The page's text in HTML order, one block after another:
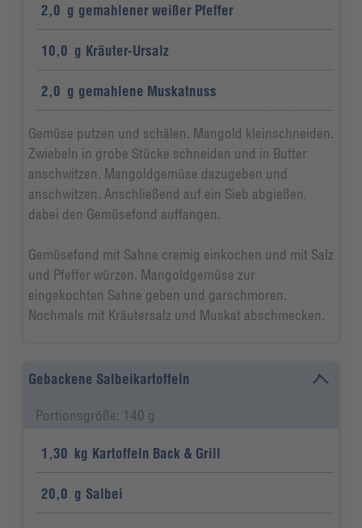
2,0 g gemahlener weißer Pfeffer
10,0 g Kräuter-Ursalz
2,0 g gemahlene Muskatnuss
Gemüse putzen und schälen. Mangold kleinschneiden.
Zwiebeln in grobe Stücke schneiden und in Butter
anschwitzen. Mangoldgemüse dazugeben und
anschwitzen. Anschließend auf ein Sieb abgießen,
dabei den Gemüsefond auffangen.
Gemüsefond mit Sahne cremig einkochen und mit Salz
und Pfeffer würzen. Mangoldgemüse zur
eingekochten Sahne geben und garschmoren.
Nochmals mit Kräutersalz und Muskat abschmecken.
Gebackene Salbeikartoffeln
Portionsgröße: 140 g
1,30 kg Kartoffeln Back & Grill
20,0 g Salbei